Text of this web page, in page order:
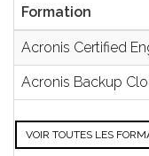
Formation
Acronis Certified
Acronis Backup
VOIR TOUTES LES